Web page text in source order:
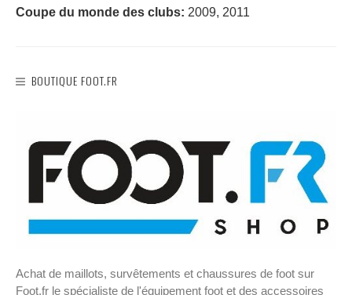
Coupe du monde des clubs: 2009, 2011
BOUTIQUE FOOT.FR
Achat de maillots, survêtements et chaussures de foot sur
Foot.fr le spécialiste de l'équipement foot et des accessoires